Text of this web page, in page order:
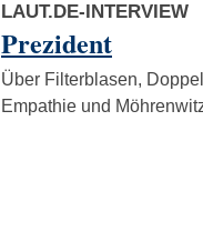
LAUT.DE-INTERVIEW
Prezident
Über Filterblasen,
Empathie und